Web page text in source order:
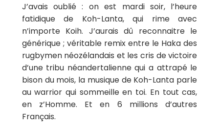
J’avais oublié : on est mardi soir, l’heure
fatidique de Koh-Lanta, qui rime avec
n’importe Koih. J’aurais dû reconnaitre le
générique ; véritable remix entre le Haka des
rugbymen néozélandais et les cris de victoire
d’une tribu néandertalienne qui a attrapé le
bison du mois, la musique de Koh-Lanta parle
au warrior qui sommeille en toi. En tout cas,
en z’Homme. Et en 6 millions d’autres
Français.